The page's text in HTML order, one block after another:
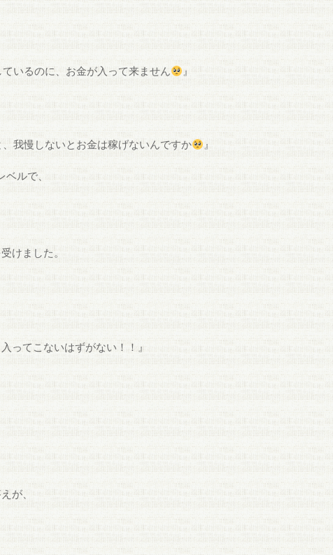
ているのに、お金が入って来ません 』
、我慢しないとお金は稼げないんですか 』
ベルで、
けました。
ってこないはずがない！！』
が、